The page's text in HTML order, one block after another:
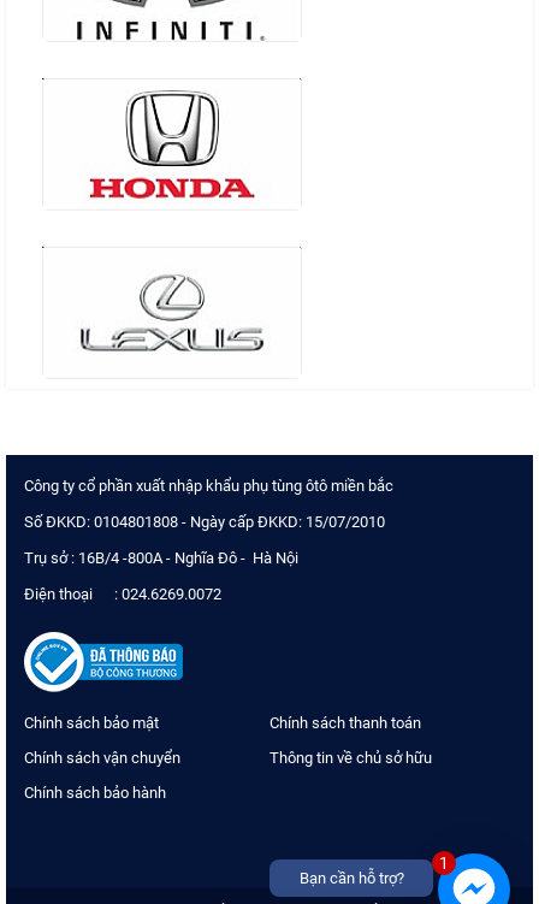
Công ty cổ phần xuất nhập khẩu phụ tùng ôtô miền bắc
Số ĐKKD: 0104801808 - Ngày cấp ĐKKD: 15/07/2010
Trụ sở : 16B/4 -800A - Nghĩa Đô - Hà Nội
Điện thoại : 024.6269.0072
Chính sách bảo mật
Chính sách thanh toán
Chính sách vận chuyển
Thông tin về chủ sở hữu
Chính sách bảo hành
1
Bạn cần hỗ trợ?